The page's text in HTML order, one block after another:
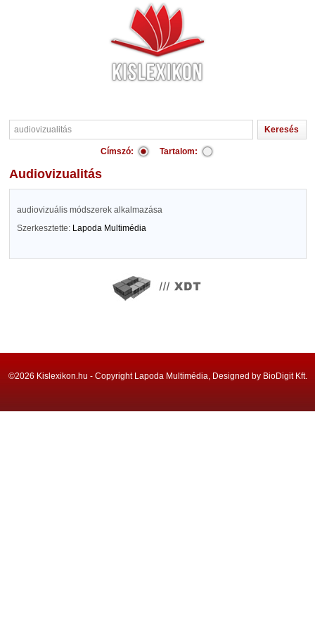
Címszó: Tartalom:
audiovizualitás
audiovizuális módszerek alkalmazása
Szerkesztette: Lapoda Multimédia
©2026 Kislexikon.hu - Copyright Lapoda Multimédia, Designed by BioDigit Kft.